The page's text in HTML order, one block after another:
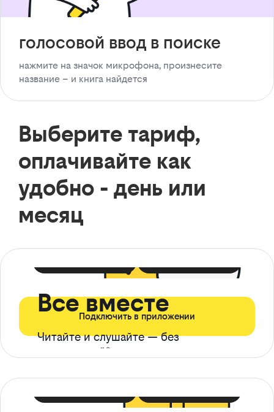
голосовой ввод в поиске
нажмите на значок микрофона, произнесите
название – и книга найдется
Выберите тариф,
оплачивайте как
удобно - день или
месяц
Все вместе
Читайте и слушайте — без
ограничений*
Подключить в приложении